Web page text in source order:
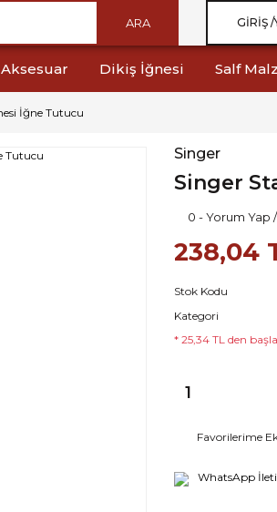
ARA GIRIŞ /
Aksesuar Dikiş İğnesi Salf
İğne Tutucu
Singer
Singer
0 - Yorum Yap
238,04
Stok Kodu
Kategori
* 25,34 TL den
WhatsApp